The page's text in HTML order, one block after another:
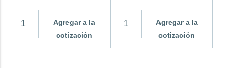
Agregar a la
cotización
Agregar a la
cotización